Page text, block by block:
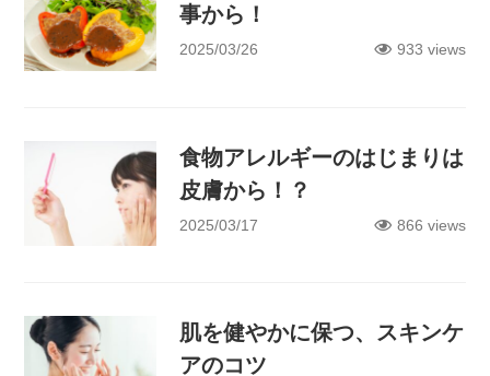
事から！
2025/03/26 933 views
食物アレルギーのはじまりは
皮膚から！？
2025/03/17 866 views
肌を健やかに保つ、スキンケ
アのコツ